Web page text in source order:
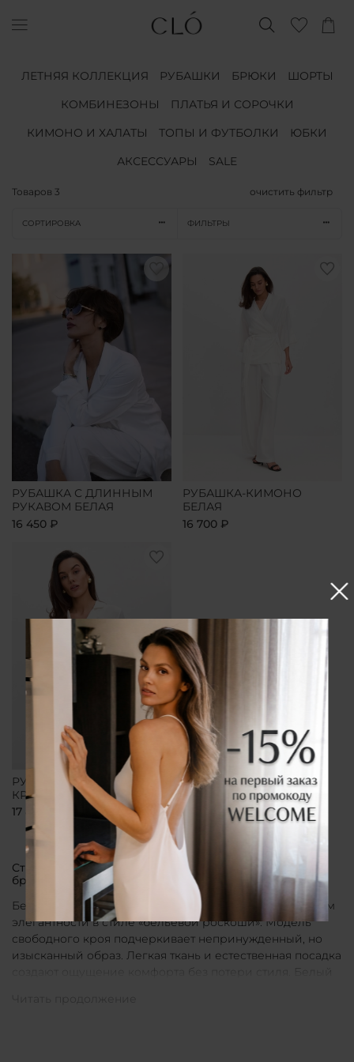
ЛЕТНЯЯ КОЛЛЕКЦИЯ РУБАШКИ БРЮКИ
ШОРТЫ
КОМБИНЕЗОНЫ
ПЛАТЬЯ И СОРОЧКИ
КИМОНО И ХАЛАТЫ
ТОПЫ И ФУТБОЛКИ
ЮБКИ
АКСЕССУАРЫ
SALE
Товаров 3 очистить фильтр
СОРТИРОВКА ФИЛЬТРЫ
РУБАШКА С ДЛИННЫМ
РУКАВОМ БЕЛАЯ
16 450 ₽
РУБАШКА-КИМОНО
БЕЛАЯ
16 700 ₽
РУБАШКА СВОБОДНОГО
КРОЯ БЕЛАЯ
17 800 ₽
Стильные рубашки в актуальном белом цвете от
бренда CLÓ
Белые рубашки от бренда CLÓ являются воплощением
элегантности в стиле «бельевой роскоши». Модель
свободного кроя подчеркивает непринужденный, но
изысканный образ. Легкая ткань и естественная посадка
создают ощущение комфорта без потери стиля. Белый